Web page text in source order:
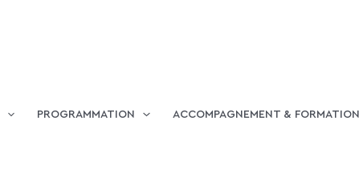
PROGRAMMATION ACCOMPAGNEMENT & FORMATION